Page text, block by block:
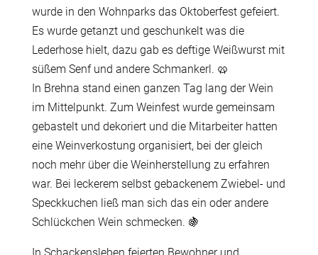
wurde in den Wohnparks das Oktoberfest gefeiert.
Es wurde getanzt und geschunkelt was die
Lederhose hielt, dazu gab es deftige Weißwurst mit
süßem Senf und andere Schmankerl. 🥨
In Brehna stand einen ganzen Tag lang der Wein
im Mittelpunkt. Zum Weinfest wurde gemeinsam
gebastelt und dekoriert und die Mitarbeiter hatten
eine Weinverkostung organisiert, bei der gleich
noch mehr über die Weinherstellung zu erfahren
war. Bei leckerem selbst gebackenem Zwiebel- und
Speckkuchen ließ man sich das ein oder andere
Schlückchen Wein schmecken. 🍇